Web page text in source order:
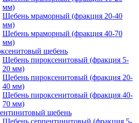
мм)
Щебень мраморный (фракция 20-40
мм)
Щебень мраморный (фракция 40-70
мм)
щебень
Щебень пироксенитовый (фракция 5-
20 мм)
Щебень пироксенитовый (фракция 20-
40 мм)
Щебень пироксенитовый (фракция 40-
70 мм)
щебень
Щебень серпентинитовый (фракция 5-